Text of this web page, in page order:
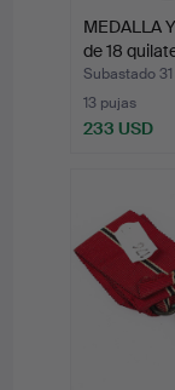
MEDALLA
de 18
Subastado
13 pujas
233 USD